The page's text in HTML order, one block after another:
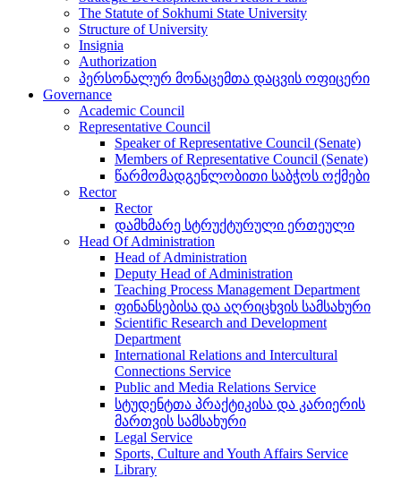
The Statute of Sokhumi State University
Structure of University
Insignia
Authorization
პერსონალურ მონაცემთა დაცვის ოფიცერი
Governance
Academic Council
Representative Council
Speaker of Representative Council (Senate)
Members of Representative Council (Senate)
წარმომადგენლობითი საბჭოს ოქმები
Rector
Rector
დამხმარე სტრუქტურული ერთეული
Head Of Administration
Head of Administration
Deputy Head of Administration
Teaching Process Management Department
ფინანსებისა და აღრიცხვის სამსახური
Scientific Research and Development
Department
International Relations and Intercultural
Connections Service
Public and Media Relations Service
სტუდენტთა პრაქტიკისა და კარიერის
მართვის სამსახური
Legal Service
Sports, Culture and Youth Affairs Service
Library